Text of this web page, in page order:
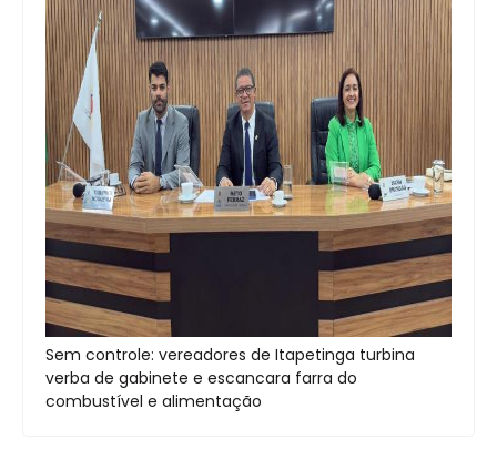
Sem controle: vereadores de Itapetinga turbina
verba de gabinete e escancara farra do
combustível e alimentação